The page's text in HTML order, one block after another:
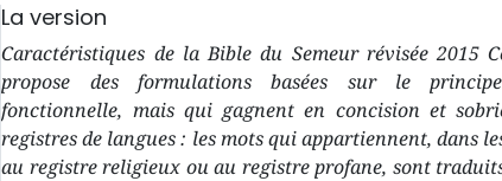
La version
Caractéristiques de la Bible du Semeur révisée 2015
propose des formulations basées sur le
fonctionnelle, mais qui gagnent en concision et
registres de langues : les mots qui appartiennent, dans
au registre religieux ou au registre profane, sont